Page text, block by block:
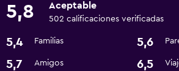
Servicios básicos
Wifi gratis
5,8 Aceptable
502 calificaciones verificadas
5,4 Familias 5,6
5,7 Amigos 6,5